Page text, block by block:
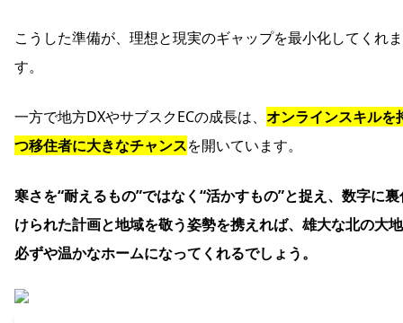
こうした準備が、理想と現実のギャップを最小化してくれま
す。
一方で地方DXやサブスクECの成長は、 オンラインスキルを
つ移住者に大きなチャンスを開いています。
寒さを“耐えるもの”ではなく“活かすもの”と捉え、数字に
けられた計画と地域を敬う姿勢を携えれば、雄大な北の大
必ずや温かなホームになってくれるでしょう。